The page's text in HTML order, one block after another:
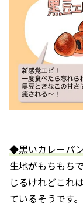
◆黒いカレーパン
生地がもちもち
じるけれどこれ
ているそうです